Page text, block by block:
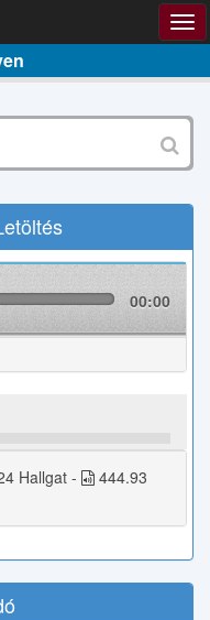
00:00
Hallgat -
444.93